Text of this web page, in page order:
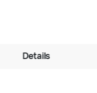
Details